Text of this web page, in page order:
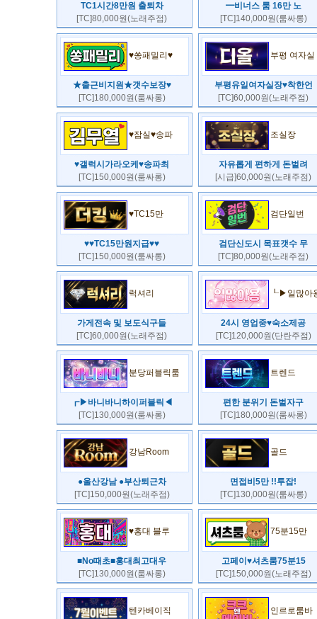
TC1시간8만원 출퇴차
[TC]80,000원(노래주점)
━비너스 룸 16만 노
[TC]140,000원(룸싸롱)
♥쏭패밀리♥
★출근비지원★갯수보장♥
[TC]180,000원(룸싸롱)
부평 여자실
부평유일여자실장♥착한언
[TC]60,000원(노래주점)
♥잠실♥송파
♥갤럭시가라오케♥송파최
[TC]150,000원(룸싸롱)
조실장
자유롭게 편하게 돈벌려
[시급]60,000원(노래주점)
♥TC15만
♥♥TC15만원지급♥♥
[TC]150,000원(룸싸롱)
검단일번
검단신도시 목표갯수 무
[TC]80,000원(노래주점)
럭셔리
가게전속 및 보도식구들
[TC]60,000원(노래주점)
┖▶일많아
24시 영업중♥숙소제공
[TC]120,000원(단란주점)
분당퍼블릭룸
┏▶바니바니하이퍼블릭◀
[TC]130,000원(룸싸롱)
트렌드
편한 분위기 돈벌자구
[TC]180,000원(룸싸롱)
강남Room
●울산강남 ●부산퇴근차
[TC]150,000원(노래주점)
골드
면접비5만 !!투잡!
[TC]130,000원(룸싸롱)
♥홍대 블루
■No때초■홍대최고대우
[TC]130,000원(룸싸롱)
75분15만
고페이♥셔츠룸75분15
[TC]150,000원(노래주점)
텐카베이직 인르로룸바